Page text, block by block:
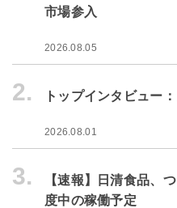
市場参入
2026.08.05
2. トップインタビュー
2026.08.01
3.
【速報】日清食品、
度中の稼働予定